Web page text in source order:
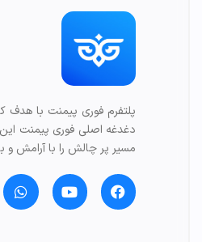
پلتفرم فوری پیمنت با هدف
دغدغه اصلی فوری پیمنت
مسیر پر چالش را با آرامش و